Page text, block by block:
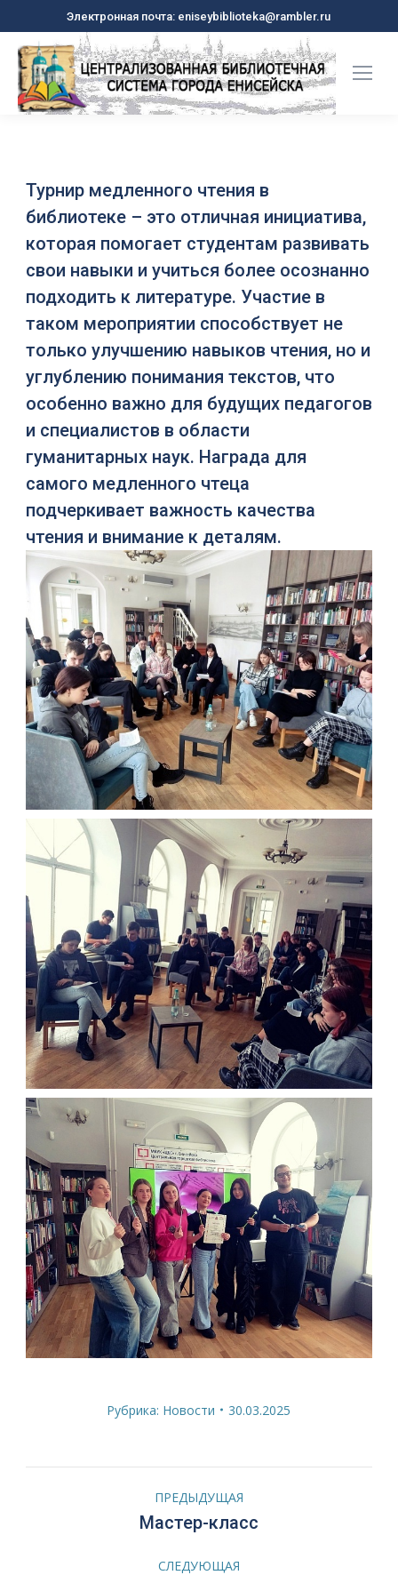
Электронная почта: eniseybiblioteka@rambler.ru
Турнир медленного чтения в
библиотеке – это отличная инициатива,
которая помогает студентам развивать
свои навыки и учиться более осознанно
подходить к литературе. Участие в
таком мероприятии способствует не
только улучшению навыков чтения, но и
углублению понимания текстов, что
особенно важно для будущих педагогов
и специалистов в области
гуманитарных наук. Награда для
самого медленного чтеца
подчеркивает важность качества
чтения и внимание к деталям.
Рубрика: Новости 30.03.2025
НавигацияПРЕДЫДУЩАЯ
Предыдущая
Мастер-класс
СЛЕДУЮЩАЯ